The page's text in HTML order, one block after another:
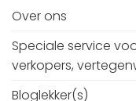
Over ons
Speciale service
verkopers,
Bloglekker(s)